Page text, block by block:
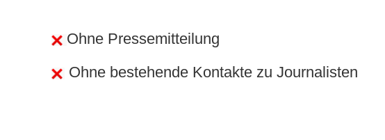
Ohne Pressemitteilung
Ohne bestehende Kontakte zu Journalisten